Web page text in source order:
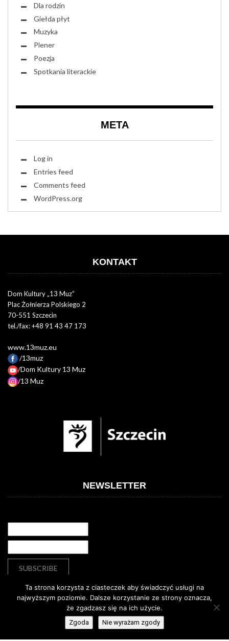
Dla rodzin
Giełda płyt
Muzyka
Plener
Poezja
Spotkania literackie
META
Log in
Entries feed
Comments feed
WordPress.org
KONTAKT
Dom Kultury „13 Muz”
Plac Żołnierza Polskiego 2
70-551 Szczecin
tel./fax: +48 91 43 47 173
www.13muz.eu
/13muz
/Dom Kultury 13 Muz
/13 Muz
NEWSLETTER
Deklaracja dostępności Deklaracja dostępności
Ta strona korzysta z ciasteczek aby świadczyć usługi na
najwyższym poziomie. Dalsze korzystanie ze strony oznacza,
że zgadzasz się na ich użycie.
Zgoda Nie wyrażam zgody